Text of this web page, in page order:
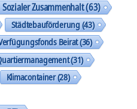
Sozialer Zusammenhalt(63)
Städtebauförderung(43)
Beirat(36)
(31)
Klimacontainer(28)